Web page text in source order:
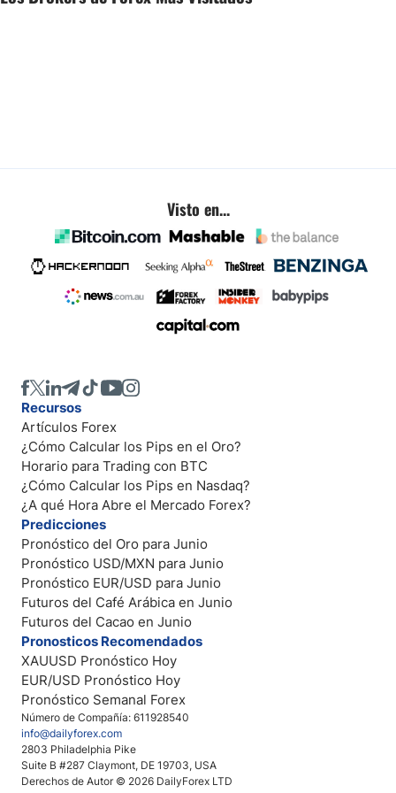
Visto en...
Número de Compañía: 611928540
info@dailyforex.com
2803 Philadelphia Pike
Suite B #287 Claymont, DE 19703, USA
Derechos de Autor © 2026 DailyForex LTD
Recursos
Artículos Forex
¿Cómo Calcular los Pips en el Oro?
Horario para Trading con BTC
¿Cómo Calcular los Pips en Nasdaq?
¿A qué Hora Abre el Mercado Forex?
Predicciones
Pronóstico del Oro para Junio
Pronóstico USD/MXN para Junio
Pronóstico EUR/USD para Junio
Futuros del Café Arábica en Junio
Futuros del Cacao en Junio
Pronosticos Recomendados
XAUUSD Pronóstico Hoy
EUR/USD Pronóstico Hoy
Pronóstico Semanal Forex